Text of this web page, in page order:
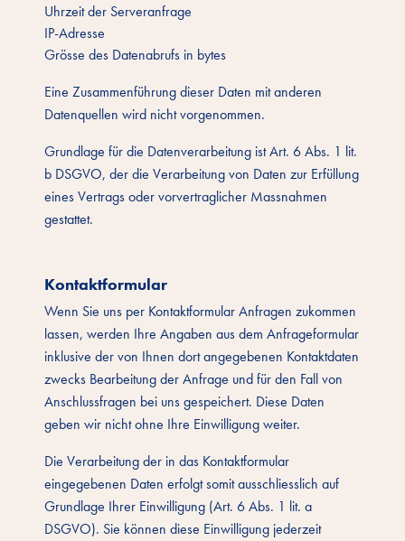
Uhrzeit der Serveranfrage
IP-Adresse
Grösse des Datenabrufs in bytes
Eine Zusammenführung dieser Daten mit anderen
Datenquellen wird nicht vorgenommen.
Grundlage für die Datenverarbeitung ist Art. 6 Abs. 1 lit.
b DSGVO, der die Verarbeitung von Daten zur Erfüllung
eines Vertrags oder vorvertraglicher Massnahmen
gestattet.
Kontaktformular
Wenn Sie uns per Kontaktformular Anfragen zukommen
lassen, werden Ihre Angaben aus dem Anfrageformular
inklusive der von Ihnen dort angegebenen Kontaktdaten
zwecks Bearbeitung der Anfrage und für den Fall von
Anschlussfragen bei uns gespeichert. Diese Daten
geben wir nicht ohne Ihre Einwilligung weiter.
Die Verarbeitung der in das Kontaktformular
eingegebenen Daten erfolgt somit ausschliesslich auf
Grundlage Ihrer Einwilligung (Art. 6 Abs. 1 lit. a
DSGVO). Sie können diese Einwilligung jederzeit